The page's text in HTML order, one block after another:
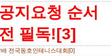
지요청 순서
필독![3]
전국동호인테니스대회[0]